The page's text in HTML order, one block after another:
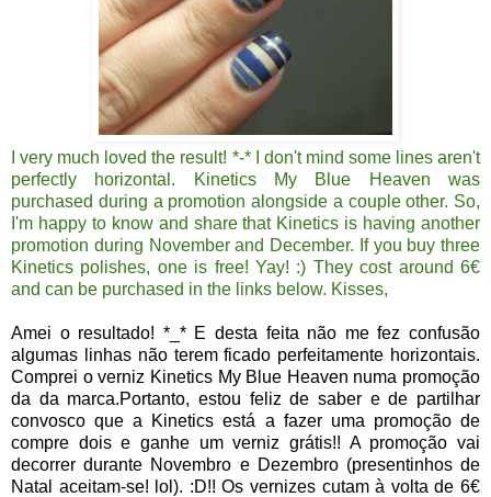
I very much loved the result! *-* I don't mind some lines aren't
perfectly horizontal. Kinetics My Blue Heaven was
purchased during a promotion alongside a couple other. So,
I'm happy to know and share that Kinetics is having another
promotion during November and December. If you buy three
Kinetics polishes, one is free! Yay! :) They cost around 6€
and can be purchased in the links below. Kisses,
Amei o resultado! *_* E desta feita não me fez confusão
algumas linhas não terem ficado perfeitamente horizontais.
Comprei o verniz Kinetics My Blue Heaven numa promoção
da da marca.Portanto, estou feliz de saber e de partilhar
convosco que a Kinetics está a fazer uma promoção de
compre dois e ganhe um verniz grátis!! A promoção vai
decorrer durante Novembro e Dezembro (presentinhos de
Natal aceitam-se! lol). :D!! Os vernizes cutam à volta de 6€